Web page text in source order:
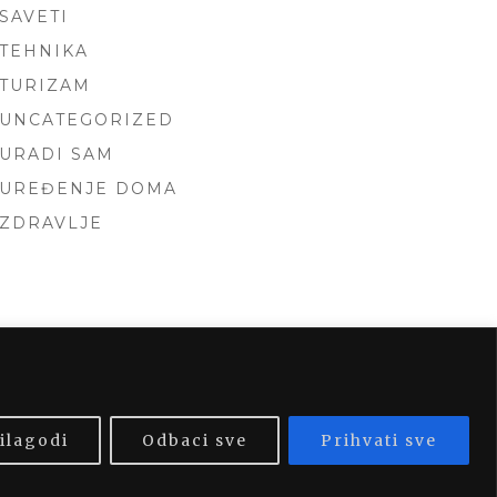
Odbaci sve Prihvati sve
SAVETI
TEHNIKA
TURIZAM
UNCATEGORIZED
URADI SAM
UREĐENJE DOMA
ZDRAVLJE